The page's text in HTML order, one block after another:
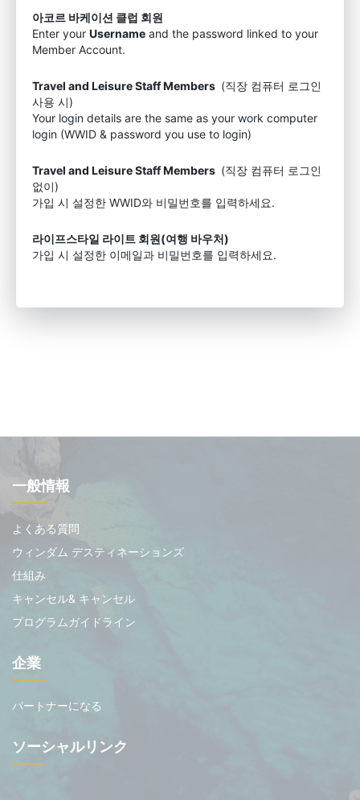
아코르 바케이션 클럽 회원
Enter your Username and the password linked to your
Member Account.
Travel and Leisure Staff Members (직장 컴퓨터 로그인
사용 시)
Your login details are the same as your work computer
login (WWID & password you use to login)
Travel and Leisure Staff Members (직장 컴퓨터 로그인
없이)
가입 시 설정한 WWID와 비밀번호를 입력하세요.
라이프스타일 라이트 회원(여행 바우처)
가입 시 설정한 이메일과 비밀번호를 입력하세요.
一般情報
よくある質問
ウィンダム デスティネーションズ
仕組み
キャンセル& キャンセル
プログラムガイドライン
企業
パートナーになる
ソーシャルリンク